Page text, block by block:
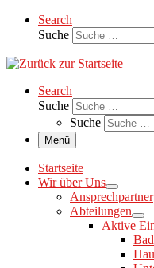
Search
Suche
Search
Suche
Suche
Menü
Startseite
Wir über Uns
Ansprechpartner
Abteilungen
Aktive